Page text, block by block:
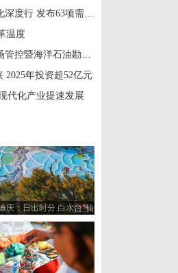
山东启动人工智能赋能新型工业化深度行 发布63项需求场景
温度
山东烟台海警局开展渤海春季渔场管控暨海洋石油勘探开发执法行动
2025年投资超52亿元
代化产业提速发展
庆：日出时分 白水台“仙
人遗田”染金边